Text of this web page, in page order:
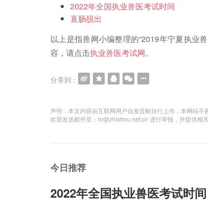
2022年全国执业兽医考试时间
直肠脱出
以上是指兽网小编整理的“2019年宁夏执业
容，请点击执业兽医考试网。
分享到：
声明：本文内容由互联网用户自发贡献自行上传，本网站
欢迎发送邮件至：hr@zhishou.net.cn 进行举报，并提供相
今日推荐
2022年全国执业兽医考试时间